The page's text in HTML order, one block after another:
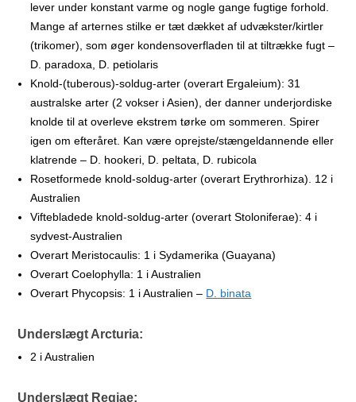
lever under konstant varme og nogle gange fugtige forhold.
Mange af arternes stilke er tæt dækket af udvækster/kirtler
(trikomer), som øger kondensoverfladen til at tiltrække fugt –
D. paradoxa, D. petiolaris
Knold-(tuberous)-soldug-arter (overart Ergaleium): 31
australske arter (2 vokser i Asien), der danner underjordiske
knolde til at overleve ekstrem tørke om sommeren. Spirer
igen om efteråret. Kan være oprejste/stængeldannende eller
klatrende – D. hookeri, D. peltata, D. rubicola
Rosetformede knold-soldug-arter (overart Erythrorhiza). 12 i
Australien
Viftebladede knold-soldug-arter (overart Stoloniferae): 4 i
sydvest-Australien
Overart Meristocaulis: 1 i Sydamerika (Guayana)
Overart Coelophylla: 1 i Australien
Overart Phycopsis: 1 i Australien – D. binata
Underslægt Arcturia:
2 i Australien
Underslægt Regiae: